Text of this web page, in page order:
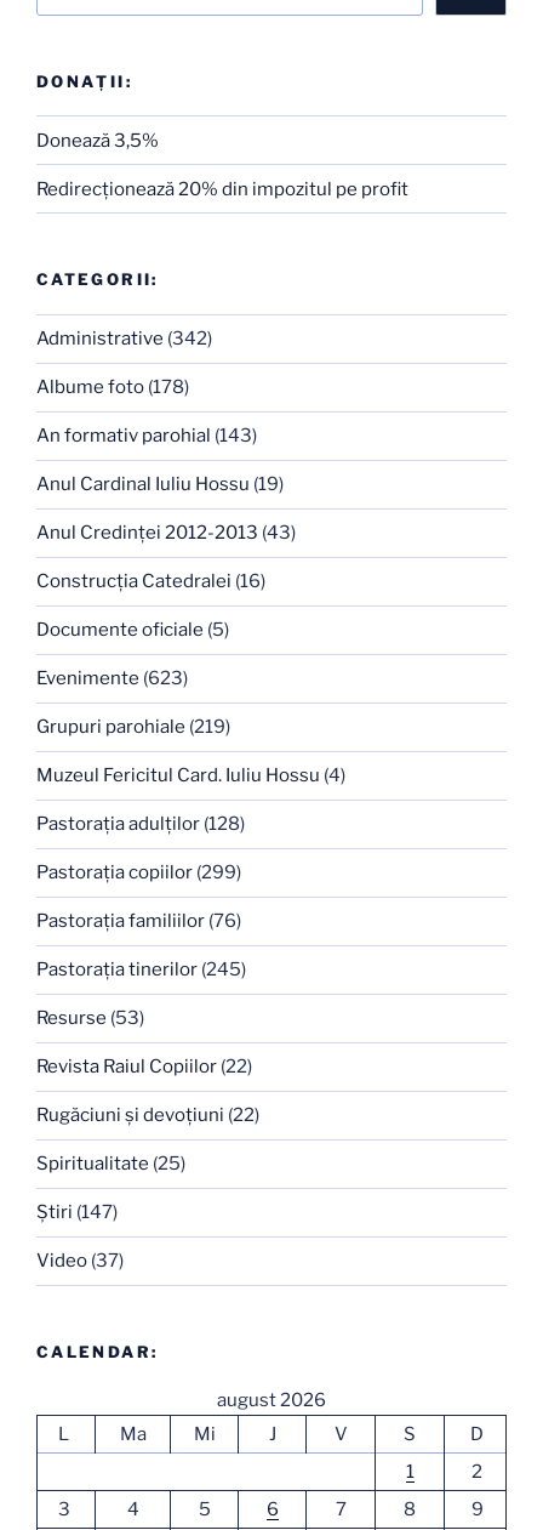
DONAȚII:
Donează 3,5%
Redirecţionează 20% din impozitul pe profit
CATEGORII:
Administrative (342)
Albume foto (178)
An formativ parohial (143)
Anul Cardinal Iuliu Hossu (19)
Anul Credinţei 2012-2013 (43)
Construcţia Catedralei (16)
Documente oficiale (5)
Evenimente (623)
Grupuri parohiale (219)
Muzeul Fericitul Card. Iuliu Hossu (4)
Pastoraţia adulţilor (128)
Pastoraţia copiilor (299)
Pastoraţia familiilor (76)
Pastoraţia tinerilor (245)
Resurse (53)
Revista Raiul Copiilor (22)
Rugăciuni şi devoţiuni (22)
Spiritualitate (25)
Ştiri (147)
Video (37)
CALENDAR:
august 2026
L
Ma Mi J V S
D
1
2
3
4 5 6 7 8
9